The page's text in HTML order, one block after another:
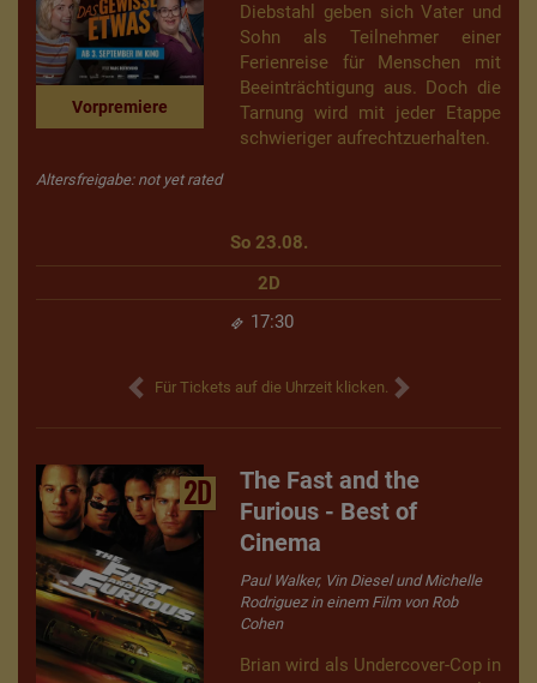
Vorpremiere
Diebstahl geben sich Vater und
Sohn als Teilnehmer einer
Ferienreise für Menschen mit
Beeinträchtigung aus. Doch die
Tarnung wird mit jeder Etappe
schwieriger aufrechtzuerhalten.
Altersfreigabe: not yet rated
So 23.08.
17:30
2D
Für Tickets auf die Uhrzeit klicken.
2D
The Fast and the
Furious - Best of
Cinema
Paul Walker, Vin Diesel und Michelle
Rodriguez in einem Film von Rob
Cohen
Brian wird als Undercover-Cop in